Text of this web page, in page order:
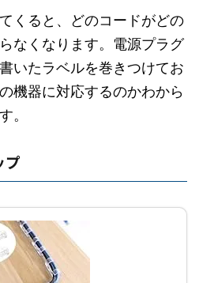
くると、どのコードがどの
なくなります。電源プラグ
いたラベルを巻きつけてお
機器に対応するのかわから
。
プ